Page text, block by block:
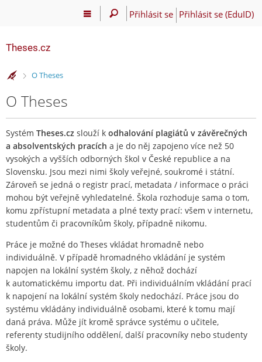
Přihlásit se Přihlásit se (EduID)
Theses.cz
>
O Theses
O Theses
Systém Theses.cz slouží k odhalování plagiátů v závěrečných
a absolventských pracích a je do něj zapojeno více než 50
vysokých a vyšších odborných škol v České republice a na
Slovensku. Jsou mezi nimi školy veřejné, soukromé i státní.
Zároveň se jedná o registr prací, metadata / informace o práci
mohou být veřejně vyhledatelné. Škola rozhoduje sama o tom,
komu zpřístupní metadata a plné texty prací: všem v internetu,
studentům či pracovníkům školy, případně nikomu.
Práce je možné do Theses vkládat hromadně nebo
individuálně. V případě hromadného vkládání je systém
napojen na lokální systém školy, z něhož dochází
k automatickému importu dat. Při individuálním vkládání prací
k napojení na lokální systém školy nedochází. Práce jsou do
systému vkládány individuálně osobami, které k tomu mají
daná práva. Může jít kromě správce systému o učitele,
referenty studijního oddělení, další pracovníky nebo studenty
školy.